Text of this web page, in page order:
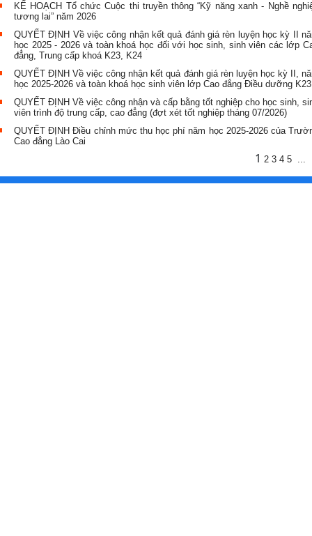
KẾ HOẠCH Tổ chức Cuộc thi truyền thông “Kỹ năng xanh - Nghề
tương lai” năm 2026
QUYẾT ĐỊNH Về việc công nhận kết quả đánh giá rèn luyện học kỳ II
học 2025 - 2026 và toàn khoá học đối với học sinh, sinh viên các lớp
đẳng, Trung cấp khoá K23, K24
QUYẾT ĐỊNH Về việc công nhận kết quả đánh giá rèn luyện học kỳ II,
học 2025-2026 và toàn khoá học sinh viên lớp Cao đẳng Điều dưỡng K23
QUYẾT ĐỊNH Về việc công nhận và cấp bằng tốt nghiệp cho học sinh,
viên trình độ trung cấp, cao đẳng (đợt xét tốt nghiệp tháng 07/2026)
QUYẾT ĐỊNH Điều chỉnh mức thu học phí năm học 2025-2026 của
Cao đẳng Lào Cai
1 2 3 4 5 ...